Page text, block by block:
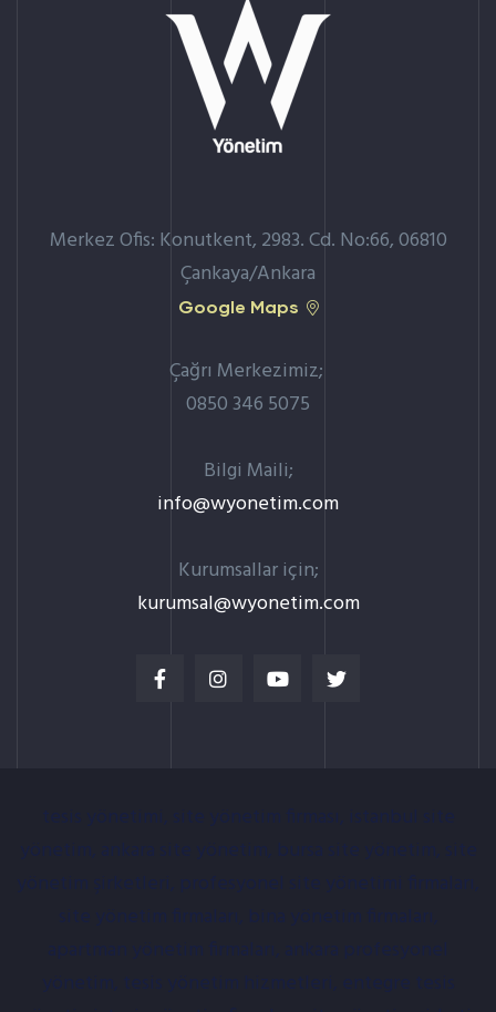
Merkez Ofis: Konutkent, 2983. Cd. No:66, 06810
Çankaya/Ankara
Google Maps
Çağrı Merkezimiz;
0850 346 5075
Bilgi Maili;
info@wyonetim.com
Kurumsallar için;
kurumsal@wyonetim.com